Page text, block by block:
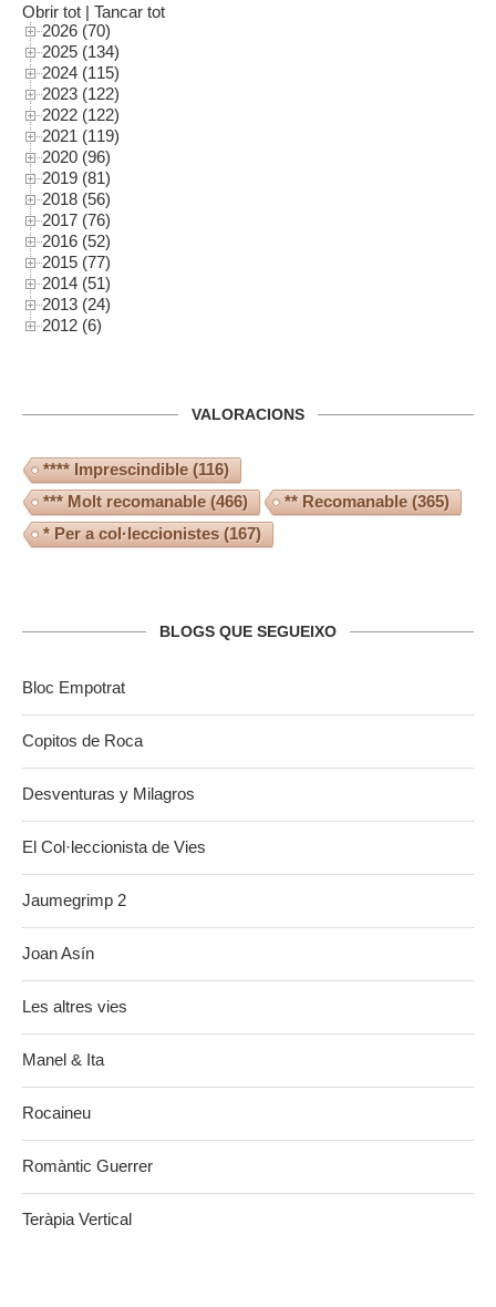
Obrir tot | Tancar tot
2026 (70)
2025 (134)
2024 (115)
2023 (122)
2022 (122)
2021 (119)
2020 (96)
2019 (81)
2018 (56)
2017 (76)
2016 (52)
2015 (77)
2014 (51)
2013 (24)
2012 (6)
VALORACIONS
**** Imprescindible(116)
*** Molt recomanable(466) ** Recomanable(365)
* Per a col·leccionistes (167)
BLOGS QUE SEGUEIXO
Bloc Empotrat
Copitos de Roca
Desventuras y Milagros
El Col·leccionista de Vies
Jaumegrimp 2
Joan Asín
Les altres vies
Manel & Ita
Rocaineu
Romàntic Guerrer
Teràpia Vertical